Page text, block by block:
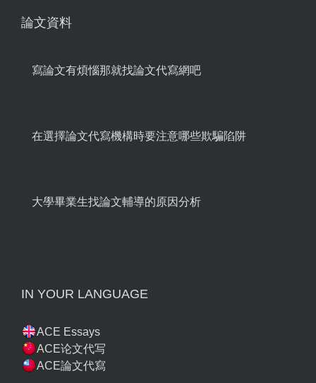
論文資料
寫論文有煩惱那就找論文代寫網吧
在選擇論文代寫機構時要注意哪些欺騙陷阱
大學畢業生找論文輔導的原因分析
IN YOUR LANGUAGE
ACE Essays
ACE论文代写
ACE論文代寫